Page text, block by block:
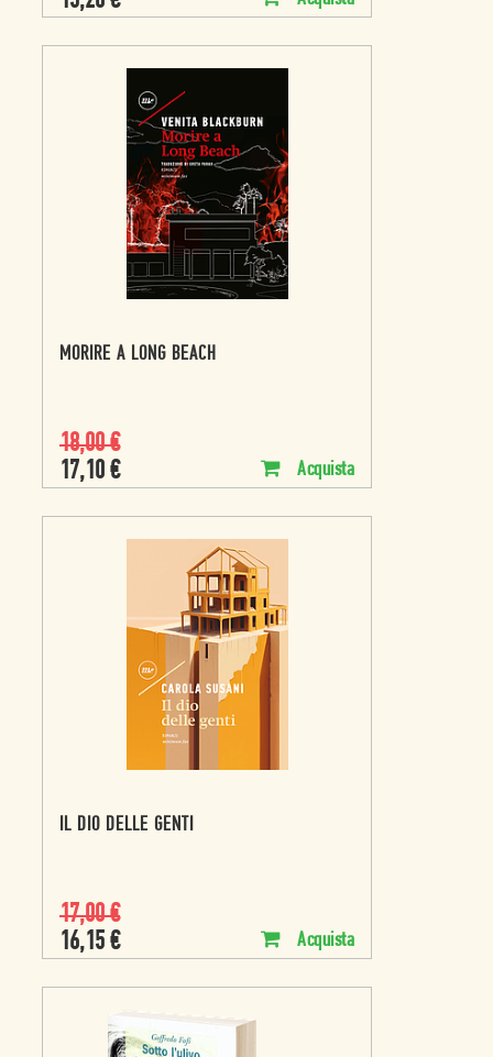
MORIRE A LONG BEACH
18,00€
17,10 € Acquista
IL DIO DELLE GENTI
17,00€
16,15 € Acquista